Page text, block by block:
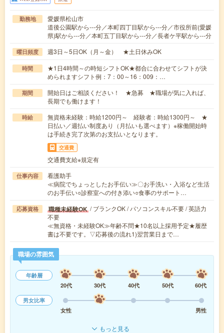
勤務地
愛媛県松山市
道後公園駅から---分／本町四丁目駅から---分／市役所前(愛媛
県)駅から---分／本町五丁目駅から---分／長者ケ平駅から---分
曜日頻度 週3日～5日OK（月～金） ★土日休みOK
時間
★1日4時間～の時短シフトOK★都合に合わせてシフトが決
められますシフト例：7：00～16：009：…
期間
開始日はご相談ください！ ★急募 ★職場が気に入れば、
長期でも働けます！
時給
無資格未経験：時給1200円～ 経験者：時給1300円～ ★
日払い／週払い制度あり（月払いも選べます）※稼働開始時
は手続き完了次第のお支払いとなります。
交通費
交通費支給※規定有
仕事内容
看護助手
≪病院でちょっとしたお手伝い≫〇お手洗い・入浴など生活
のお手伝い○診察室への付き添い○食事のサポート…
応募資格 職種未経験OK / ブランクOK / パソコンスキル不要 / 英語力
不要
≪無資格・未経験OK≫年齢不問★10名以上採用予定★履歴
書は不要です。▽応募後の流れ1)翌営業日まで…
職場の雰囲気
年齢層
20代
30代 40代 50代
60代
男女比率
女性
男性
もっと見る